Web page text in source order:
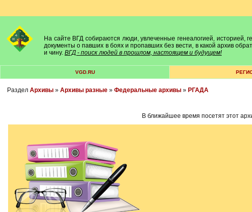
На сайте ВГД собираются люди, увлеченные генеалогией, историей,
документы о павших в боях и пропавших без вести, в какой архив
и чину. ВГД - поиск людей в прошлом, настоящем и будущем!
VGD.RU
Раздел Архивы» Архивы разные» Федеральные архивы» РГАДА
В ближайшее время посетят этот